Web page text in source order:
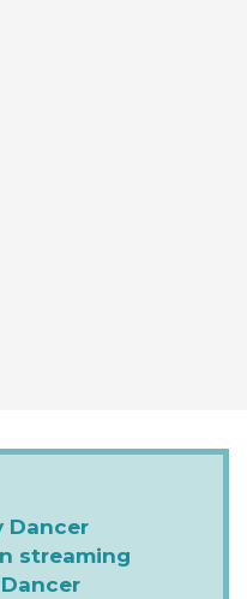
Dancer
streaming